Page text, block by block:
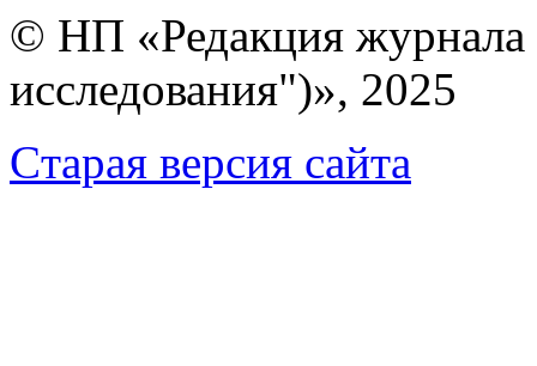
© НП «Редакция
исследования")», 2025
Cтарая версия сайта